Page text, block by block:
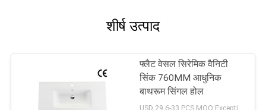
शीर्ष उत्पाद
फ्लैट वेसल सिरेमिक वैनिटी
सिंक 760MM आधुनिक
बाथरूम सिंगल होल